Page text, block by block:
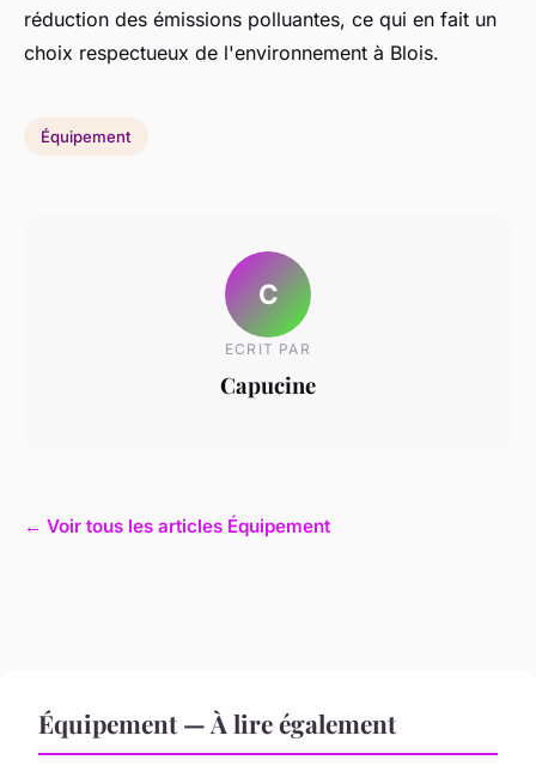
réduction des émissions polluantes, ce qui en fait un
choix respectueux de l'environnement à Blois.
Équipement
C
ECRIT PAR
Capucine
← Voir tous les articles Équipement
Équipement — À lire également